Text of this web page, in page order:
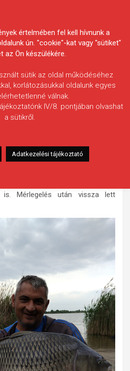
kg
is. Mérlegelés után vissza lett
értelmében fel kell hívnunk a
ún. "cookie"-kat vagy "sütiket"
az Ön készülékére.
sütik az oldal működéséhez
korlátozásukkal oldalunk egyes
válnak.
IV/8. pontjában olvashat
a sütikről.
Adatkezelési tájékoztató